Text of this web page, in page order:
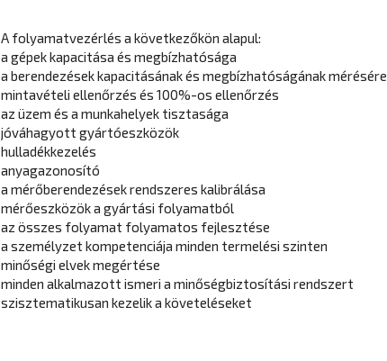
A folyamatvezérlés a következőkön alapul:
a gépek kapacitása és megbízhatósága
a berendezések kapacitásának és megbízhatóságának mérésére
mintavételi ellenőrzés és 100%-os ellenőrzés
az üzem és a munkahelyek tisztasága
jóváhagyott gyártóeszközök
hulladékkezelés
anyagazonosító
a mérőberendezések rendszeres kalibrálása
mérőeszközök a gyártási folyamatból
az összes folyamat folyamatos fejlesztése
a személyzet kompetenciája minden termelési szinten
minőségi elvek megértése
minden alkalmazott ismeri a minőségbiztosítási rendszert
szisztematikusan kezelik a követeléseket